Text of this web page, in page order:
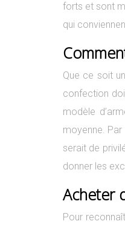
forts et sont
qui
Que ce soit
confection
modèle
moyenne.
serait de
donner les
Acheter
Pour